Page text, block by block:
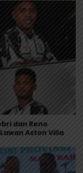
dan Reno
Aston Villa